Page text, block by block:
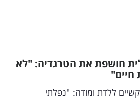
חושפת את הטרגדיה: "לא
חיים"
ללדת ומודה: "נפלתי